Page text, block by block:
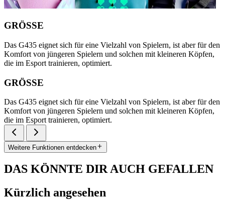
GRÖSSE
Das G435 eignet sich für eine Vielzahl von Spielern, ist aber für den
Komfort von jüngeren Spielern und solchen mit kleineren Köpfen,
die im Esport trainieren, optimiert.
GRÖSSE
Das G435 eignet sich für eine Vielzahl von Spielern, ist aber für den
Komfort von jüngeren Spielern und solchen mit kleineren Köpfen,
die im Esport trainieren, optimiert.
Weitere Funktionen entdecken
DAS KÖNNTE DIR AUCH GEFALLEN
Kürzlich angesehen